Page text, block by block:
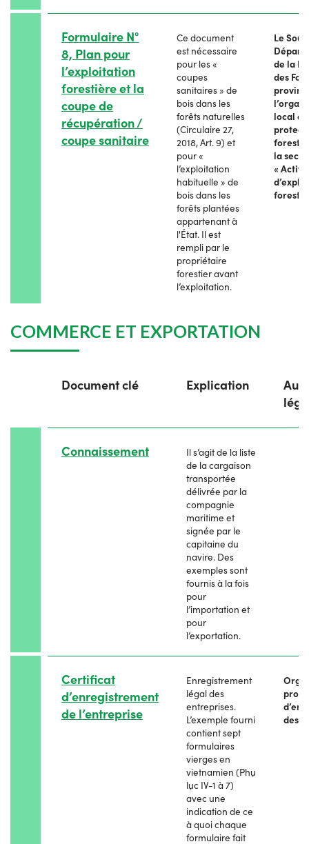
Formulaire N°
8, Plan pour
l’exploitation
forestière et la
coupe de
récupération /
coupe sanitaire
Ce document
est nécessaire
pour les «
coupes
sanitaires » de
bois dans les
forêts naturelles
(Circulaire 27,
2018, Art. 9) et
pour «
l’exploitation
habituelle » de
bois dans les
forêts plantées
appartenant à
l'État. Il est
rempli par le
propriétaire
forestier avant
l’exploitation.
Le
de la
des
local de
la
«
COMMERCE ET EXPORTATION
Document clé Explication
Connaissement
Il s’agit de la liste
de la cargaison
transportée
délivrée par la
compagnie
maritime et
signée par le
capitaine du
navire. Des
exemples sont
fournis à la fois
pour
l’importation et
pour
l’exportation.
Certificat
d’enregistrement
de l’entreprise
Enregistrement
légal des
entreprises.
L’exemple fourni
contient sept
formulaires
vierges en
vietnamien (Phụ
lục IV-1 à 7)
avec une
indication de ce
à quoi chaque
formulaire fait
des